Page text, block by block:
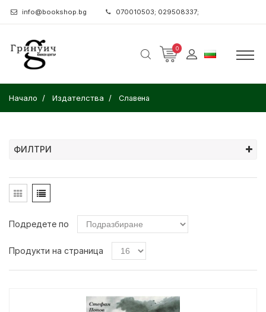
info@bookshop.bg 070010503; 029508337;
0
Начало Издателства Славена
ФИЛТРИ
Подредете по
Продукти на страница